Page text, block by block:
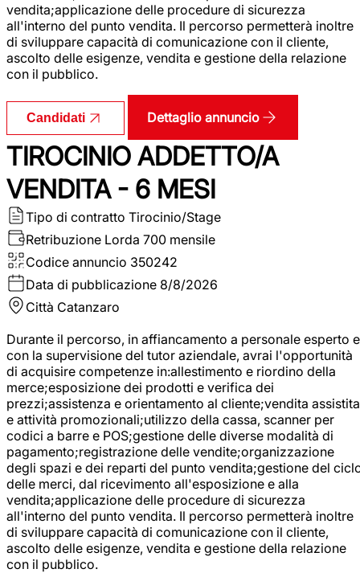
vendita;applicazione delle procedure di sicurezza
all'interno del punto vendita. Il percorso permetterà inoltre
di sviluppare capacità di comunicazione con il cliente,
ascolto delle esigenze, vendita e gestione della relazione
con il pubblico.
Candidati Dettaglio annuncio
TIROCINIO ADDETTO/A
VENDITA - 6 MESI
Tipo di contratto Tirocinio/Stage
Retribuzione Lorda 700 mensile
Codice annuncio 350242
Data di pubblicazione 8/8/2026
Città Catanzaro
Durante il percorso, in affiancamento a personale esperto e
con la supervisione del tutor aziendale, avrai l'opportunità
di acquisire competenze in:allestimento e riordino della
merce;esposizione dei prodotti e verifica dei
prezzi;assistenza e orientamento al cliente;vendita assistita
e attività promozionali;utilizzo della cassa, scanner per
codici a barre e POS;gestione delle diverse modalità di
pagamento;registrazione delle vendite;organizzazione
degli spazi e dei reparti del punto vendita;gestione del
delle merci, dal ricevimento all'esposizione e alla
vendita;applicazione delle procedure di sicurezza
all'interno del punto vendita. Il percorso permetterà inoltre
di sviluppare capacità di comunicazione con il cliente,
ascolto delle esigenze, vendita e gestione della relazione
con il pubblico.